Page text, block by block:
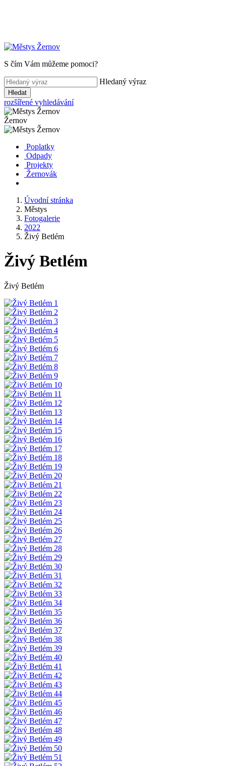
S čím Vám můžeme pomoci?
Hledaný výraz
Hledat
rozšířené vyhledávání
Žernov
Poplatky
Odpady
Projekty
Žernovák
Úvodní stránka
Městys
Fotogalerie
2022
Živý Betlém
Živý Betlém
Živý Betlém